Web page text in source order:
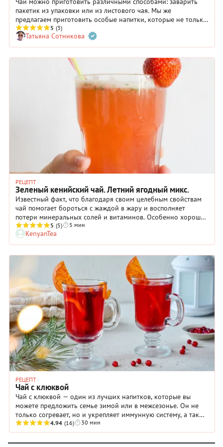
пакетик из упаковки или из листового чая. Мы же
предлагаем приготовить особые напитки, которые не только
согреют, но и принесут пользу организму, а также доставят
вкусовое и эстетическое удовольствие. В нашей подборке
вы найдете 8 рецептов чая из замороженных ягод на любой
вкус.
5 (3)
Татьяна Сотникова
РЕЦЕПТ
Зеленый кенийский чай. Летний ягодный микс.
Известный факт, что благодаря своим целебным свойствам
чай помогает бороться с жаждой в жару и восполняет
потери минеральных солей и витаминов. Особенно хорошо
справляются с этой задачей холодные напитки на основе
чая, например, охлажденный зеленый чай с клубникой и
лимонным соком.
5 (5) 5 мин
KenyanTea
РЕЦЕПТ
Чай с клюквой
Чай с клюквой — один из лучших напитков, которые вы
можете предложить семье зимой или в межсезонье. Он не
только согревает, но и укрепляет иммунную систему, а также
отлично тонизирует организм. Все дело, конечно же, в
великолепном составе напитка! Прежде всего, мы имеем в
виду клюкву, содержащую витамин С в значительном
4.94 (16) 30 мин